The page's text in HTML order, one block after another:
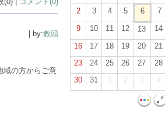
| by:教頭
域の方からご意
2 3 4 5 6 7
9
10 11 12 13 14
16
17 18 19 20 21
23
24 25 26 27 28
30
31 1 2 3 4